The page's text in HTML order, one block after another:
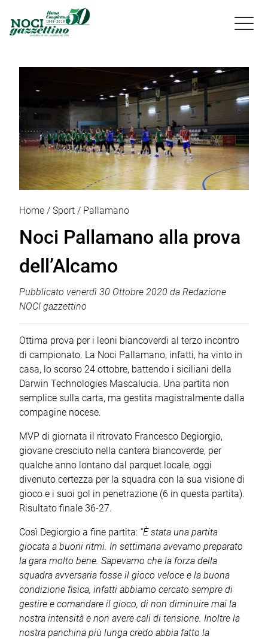

Home Sport Pallamano
Noci Pallamano alla prova
dell’Alcamo
Pubblicato venerdì 30 Ottobre 2020 da Redazione
NOCI gazzettino
Ottima prova per i leoni biancoverdi al terzo incontro
di campionato. La Noci Pallamano, infatti, ha vinto in
casa, lo scorso 24 ottobre, battendo i siciliani della
Darwin Technologies Mascalucia. Una partita non
semplice sulla carta, ma gestita magistralmente dalla
compagine nocese.
MVP di giornata il ritrovato Francesco Degiorgio,
giovane cresciuto nella cantera biancoverde, per
qualche anno lontano dal parquet locale, oggi
divenuto certezza per la squadra con la sua visione di
gioco e i suoi gol in penetrazione (6 in questa partita).
Risultato finale 36-27.
Così Degiorgio a fine partita: “È stata una partita
giocata a buoni ritmi. In settimana avevamo preparato
la gara molto bene. Sapevamo che la forza della
squadra avversaria fosse il gioco veloce e la buona
condizione fisica, infatti abbiamo cercato sempre di
gestire e comandare il gioco, di non diminuire mai la
nostra intensità e non avere cali di tensione. Inoltre la
nostra panchina più lunga credo abbia fatto la